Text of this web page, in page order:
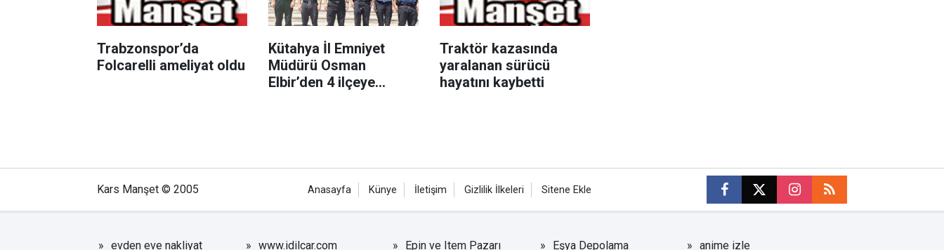
Trabzonspor’da
Folcarelli ameliyat oldu
Kütahya İl Emniyet
Müdürü Osman
Elbir’den 4 ilçeye
Traktör kazasında
yaralanan sürücü
hayatını kaybetti
Kars Manşet © 2005 Anasayfa Künye İletişim Gizlilik İlkeleri Sitene Ekle
evden eve nakliyat www.idilcar.com Epin ve Item Pazarı Eşya Depolama anime izle